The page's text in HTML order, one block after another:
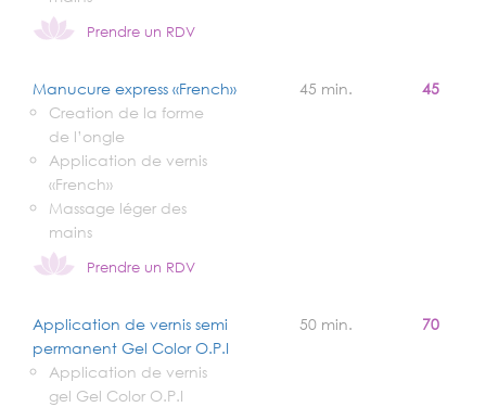
Prendre un RDV
Manucure express «French»
Creation de la forme
de l’ongle
Application de vernis
«French»
Massage léger des
mains
Prendre un RDV
45 min. 45
Application de vernis semi
permanent Gel Color O.P.I
Application de vernis
gel Gel Color O.P.I
50 min. 70